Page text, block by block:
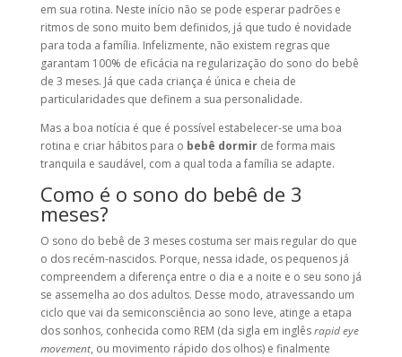
em sua rotina. Neste início não se pode esperar padrões e
ritmos de sono muito bem definidos, já que tudo é novidade
para toda a família. Infelizmente, não existem regras que
garantam 100% de eficácia na regularização do sono do bebê
de 3 meses. Já que cada criança é única e cheia de
particularidades que definem a sua personalidade.
Mas a boa notícia é que é possível estabelecer-se uma boa
rotina e criar hábitos para o bebê dormirde forma mais
tranquila e saudável, com a qual toda a família se adapte.
Como é o sono do bebê de 3
meses?
O sono do bebê de 3 meses costuma ser mais regular do que
o dos recém-nascidos. Porque, nessa idade, os pequenos já
compreendem a diferença entre o dia e a noite e o seu sono já
se assemelha ao dos adultos. Desse modo, atravessando um
ciclo que vai da semiconsciência ao sono leve, atinge a etapa
dos sonhos, conhecida como REM (da sigla em inglêsrapid eye
movement, ou movimento rápido dos olhos) e finalmente